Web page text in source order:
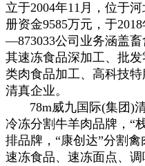
立于2004年11月，位于
册资金9585万元，于
—873033公司业务涵盖
其速冻食品深加工、批
类肉食品加工、高科技
清真企业。
78m威九国际(集团)清
冷冻分割牛羊肉品牌，“
排品牌，“康创达”分割
速冻食品、速冻面点、